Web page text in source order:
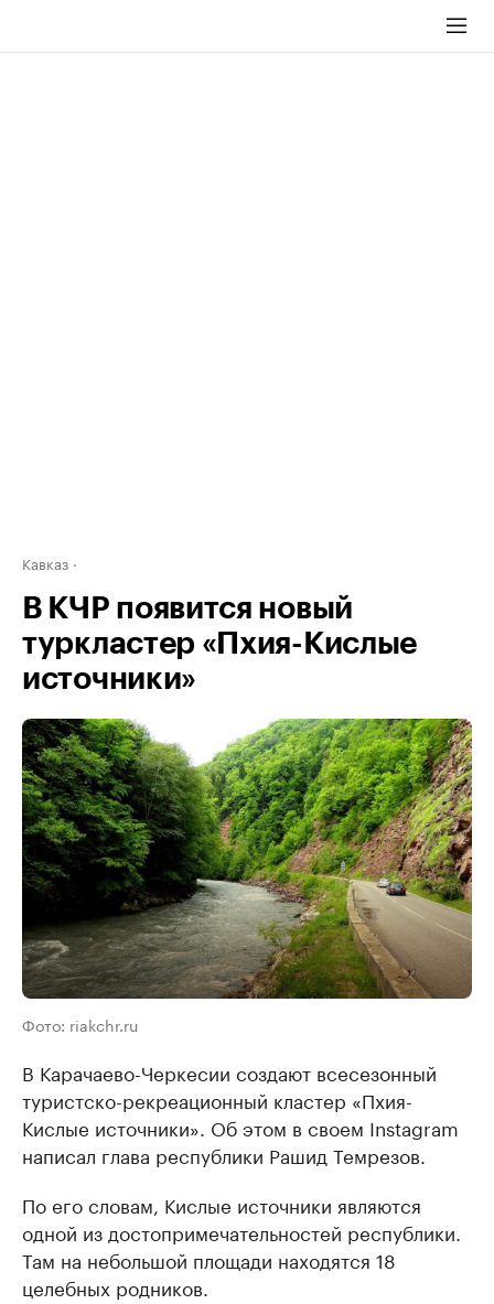
Кавказ
В КЧР появится новый
туркластер «Пхия-Кислые
источники»
Фото: riakchr.ru
В Карачаево-Черкесии создают всесезонный
туристско-рекреационный кластер «Пхия-
Кислые источники». Об этом в своем Instagram
написал глава республики Рашид Темрезов.
По его словам, Кислые источники являются
одной из достопримечательностей республики.
Там на небольшой площади находятся 18
целебных родников.